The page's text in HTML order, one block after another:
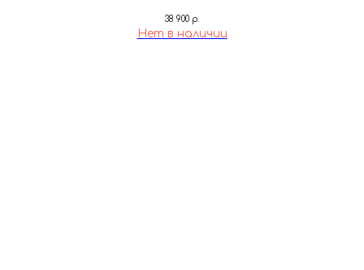
38 900 р.
Нет в наличии